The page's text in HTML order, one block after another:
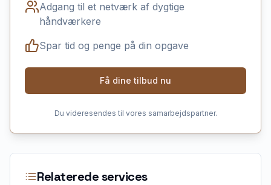
Adgang til et netværk af dygtige
håndværkere
Spar tid og penge på din opgave
Få dine tilbud nu
Du videresendes til vores samarbejdspartner.
Relaterede services